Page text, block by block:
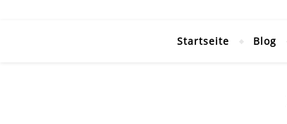
Startseite Blog